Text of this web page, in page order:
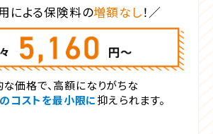
による保険料の増額なし！
価格で、高額になりがちな
コストを最小限に抑えられます。